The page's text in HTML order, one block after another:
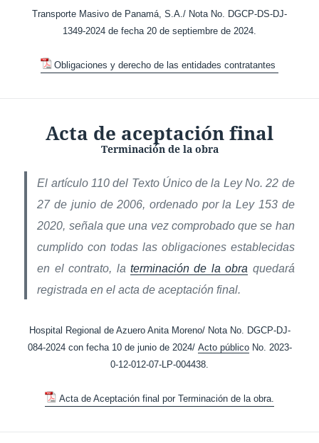
Transporte Masivo de Panamá, S.A./ Nota No. DGCP-DS-DJ-
1349-2024 de fecha 20 de septiembre de 2024.
Obligaciones y derecho de las entidades contratantes
Acta de aceptación final
Terminación de la obra
El artículo 110 del Texto Único de la Ley No. 22 de
27 de junio de 2006, ordenado por la Ley 153 de
2020, señala que una vez comprobado que se han
cumplido con todas las obligaciones establecidas
en el contrato, la terminación de la obra quedará
registrada en el acta de aceptación final.
Hospital Regional de Azuero Anita Moreno/ Nota No. DGCP-DJ-
084-2024 con fecha 10 de junio de 2024/ Acto públicoNo. 2023-
0-12-012-07-LP-004438.
Acta de Aceptación final por Terminación de la obra.